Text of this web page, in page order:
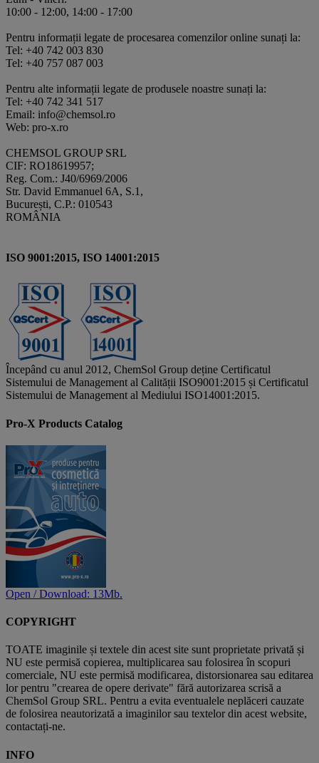
10:00 - 12:00, 14:00 - 17:00
Pentru informații legate de procesarea comenzilor online sunați la:
Tel: +40 742 003 830
Tel: +40 757 087 003
Pentru alte informații legate de produsele noastre sunați la:
Tel: +40 742 341 517
Email: info@chemsol.ro
Web: pro-x.ro
CHEMSOL GROUP SRL
CIF: RO18619957;
Reg. Com.: J40/6969/2006
Str. David Emmanuel 6A, S.1,
București, C.P.: 010543
ROMÂNIA
ISO 9001:2015, ISO 14001:2015
Începând cu anul 2012, ChemSol Group deține Certificatul
Sistemului de Management al Calității ISO9001:2015 și Certificatul
Sistemului de Management al Mediului ISO14001:2015.
Pro-X Products Catalog
Open / Download: 13Mb.
COPYRIGHT
TOATE imaginile și textele din acest site sunt proprietate privată și
NU este permisă copierea, multiplicarea sau folosirea în scopuri
comerciale, NU este permisă modificarea, distorsionarea sau editarea
lor pentru "crearea de opere derivate" fără autorizarea scrisă a
ChemSol Group SRL. Pentru a evita eventualele neplăceri cauzate
de folosirea neautorizată a imaginilor sau textelor din acest website,
contactați-ne.
INFO